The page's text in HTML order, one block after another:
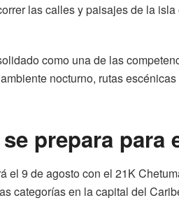
las calles y paisajes de la
como una de las
nocturno, rutas
prepara para
el 9 de agosto con el 21K
categorías en la capital del